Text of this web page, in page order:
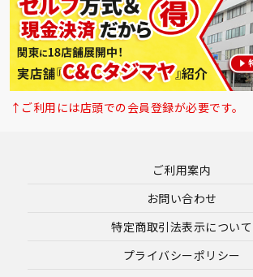
↑ご利用には店頭での会員登録が必要です。
ご利用案内
お問い合わせ
特定商取引法表示について
プライバシーポリシー